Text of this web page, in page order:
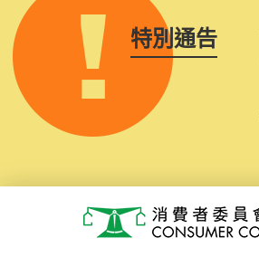
特別通告
消費者委員會